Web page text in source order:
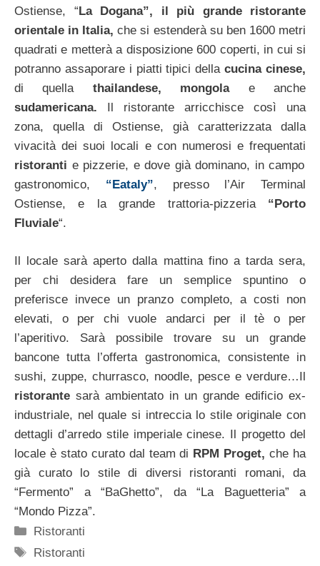
Ostiense, “ La Dogana”, il più grande ristorante
orientale in Italia, che si estenderà su ben 1600 metri
quadrati e metterà a disposizione 600 coperti, in cui si
potranno assaporare i piatti tipici dellacucina cinese,
di quella thailandese, mongolae anche
sudamericana. Il ristorante arricchisce così una
zona, quella di Ostiense, già caratterizzata dalla
vivacità dei suoi locali e con numerosi e frequentati
ristoranti e pizzerie, e dove già dominano, in campo
gastronomico, “Eataly”, presso l’Air Terminal
Ostiense, e la grande trattoria-pizzeria “Porto
Fluviale“.
Il locale sarà aperto dalla mattina fino a tarda sera,
per chi desidera fare un semplice spuntino o
preferisce invece un pranzo completo, a costi non
elevati, o per chi vuole andarci per il tè o per
l’aperitivo. Sarà possibile trovare su un grande
bancone tutta l’offerta gastronomica, consistente in
sushi, zuppe, churrasco, noodle, pesce e verdure…Il
ristorante sarà ambientato in un grande edificio ex-
industriale, nel quale si intreccia lo stile originale con
dettagli d’arredo stile imperiale cinese. Il progetto del
locale è stato curato dal team di RPM Proget, che ha
già curato lo stile di diversi ristoranti romani, da
“Fermento” a “BaGhetto”, da “La Baguetteria” a
“Mondo Pizza”.
Categorie
Ristoranti
Tag
Ristoranti